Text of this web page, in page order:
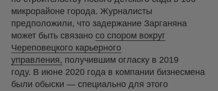
микрорайоне города. Журналисты
предположили, что задержание Зарганяна
может быть связано со спором вокруг
Череповецкого карьерного
управления, получившим огласку в 2019
году. В июне 2020 года в компании бизнесмена
были обыски — специально для этого